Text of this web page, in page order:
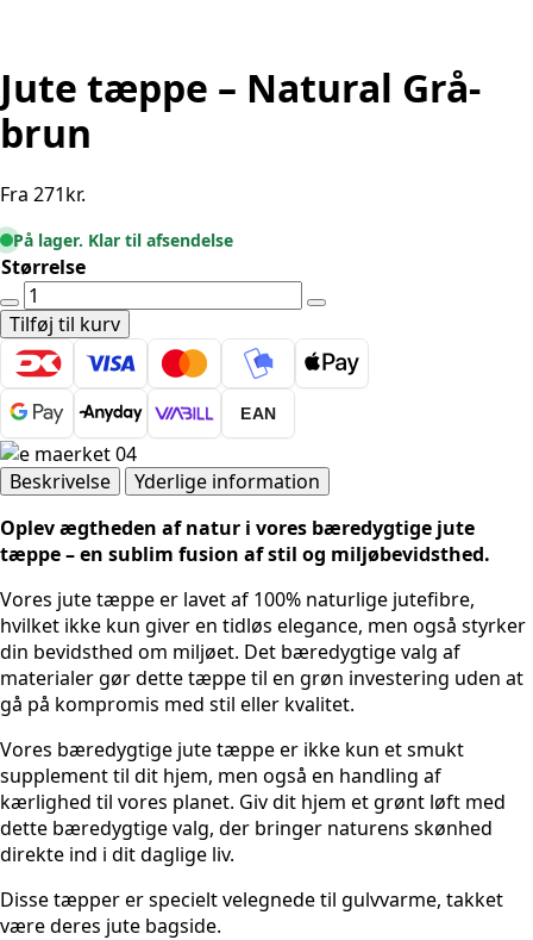
Jute tæppe – Natural Grå-
brun
Fra 271kr.
På lager. Klar til afsendelse
Størrelse
Jute
tæppe
-
Natural
Grå-
brun
antal
Tilføj til kurv
EAN
Beskrivelse
Yderlige information
Oplev ægtheden af ​​natur i vores bæredygtige jute
tæppe – en sublim fusion af stil og miljøbevidsthed.
Vores jute tæppe er lavet af 100% naturlige jutefibre,
hvilket ikke kun giver en tidløs elegance, men også styrker
din bevidsthed om miljøet. Det bæredygtige valg af
materialer gør dette tæppe til en grøn investering uden at
gå på kompromis med stil eller kvalitet.
Vores bæredygtige jute tæppe er ikke kun et smukt
supplement til dit hjem, men også en handling af
kærlighed til vores planet. Giv dit hjem et grønt løft med
dette bæredygtige valg, der bringer naturens skønhed
direkte ind i dit daglige liv.
Disse tæpper er specielt velegnede til gulvvarme, takket
være deres jute bagside.